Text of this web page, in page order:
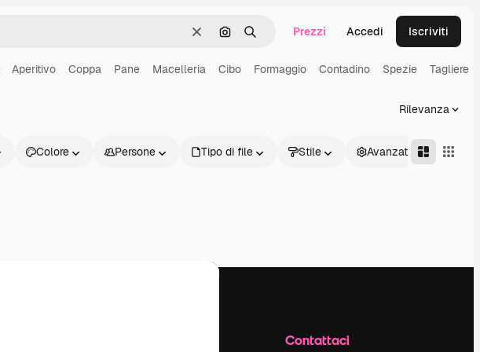
CancellaCerca per immagine
Ricerca Prezzi Accedi Iscriviti
Aperitivo Coppa Pane Macelleria Cibo Formaggio Contadino Spezie Tagliere
Rilevanza
Colore Persone Tipo di file Stile Avanzate
Contattaci